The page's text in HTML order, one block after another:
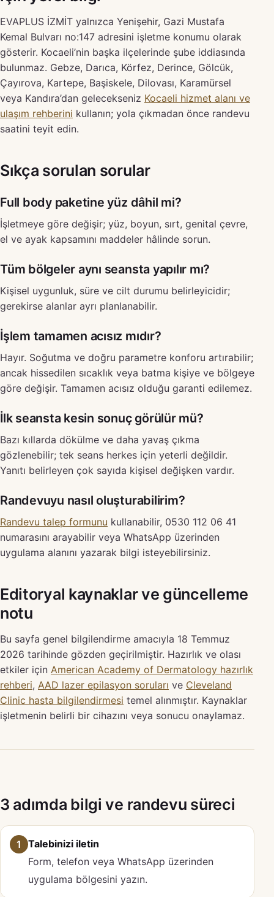
EVAPLUS İZMİT yalnızca Yenişehir, Gazi Mustafa
Kemal Bulvarı no:147 adresini işletme konumu olarak
gösterir. Kocaeli’nin başka ilçelerinde şube iddiasında
bulunmaz. Gebze, Darıca, Körfez, Derince, Gölcük,
Çayırova, Kartepe, Başiskele, Dilovası, Karamürsel
veya Kandıra’dan gelecekseniz Kocaeli hizmet alanı ve
ulaşım rehberini kullanın; yola çıkmadan önce randevu
saatini teyit edin.
Sıkça sorulan sorular
Full body paketine yüz dâhil mi?
İşletmeye göre değişir; yüz, boyun, sırt, genital çevre,
el ve ayak kapsamını maddeler hâlinde sorun.
Tüm bölgeler aynı seansta yapılır mı?
Kişisel uygunluk, süre ve cilt durumu belirleyicidir;
gerekirse alanlar ayrı planlanabilir.
İşlem tamamen acısız mıdır?
Hayır. Soğutma ve doğru parametre konforu artırabilir;
ancak hissedilen sıcaklık veya batma kişiye ve bölgeye
göre değişir. Tamamen acısız olduğu garanti edilemez.
İlk seansta kesin sonuç görülür mü?
Bazı kıllarda dökülme ve daha yavaş çıkma
gözlenebilir; tek seans herkes için yeterli değildir.
Yanıtı belirleyen çok sayıda kişisel değişken vardır.
Randevuyu nasıl oluşturabilirim?
Randevu talep formunu kullanabilir, 0530 112 06 41
numarasını arayabilir veya WhatsApp üzerinden
uygulama alanını yazarak bilgi isteyebilirsiniz.
Editoryal kaynaklar ve güncelleme
notu
Bu sayfa genel bilgilendirme amacıyla 18 Temmuz
2026 tarihinde gözden geçirilmiştir. Hazırlık ve olası
etkiler için American Academy of Dermatology hazırlık
rehberi, AAD lazer epilasyon soruları ve Cleveland
Clinic hasta bilgilendirmesi temel alınmıştır. Kaynaklar
işletmenin belirli bir cihazını veya sonucu onaylamaz.
3 adımda bilgi ve randevu süreci
1
Talebinizi iletin
Form, telefon veya WhatsApp üzerinden
uygulama bölgesini yazın.